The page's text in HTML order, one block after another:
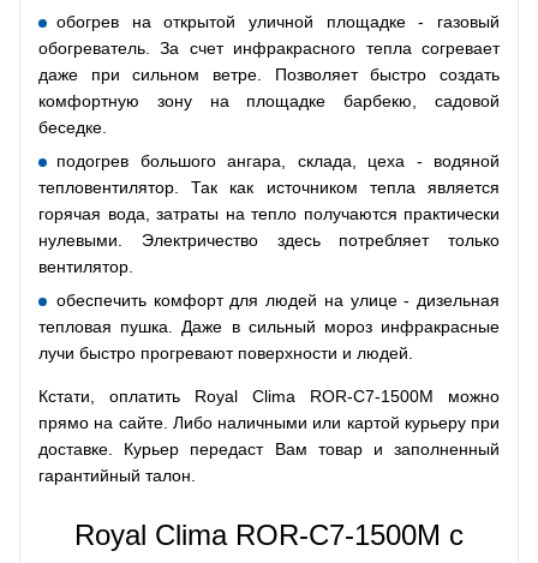
обогрев на открытой уличной площадке - газовый
обогреватель. За счет инфракрасного тепла согревает
даже при сильном ветре. Позволяет быстро создать
комфортную зону на площадке барбекю, садовой
беседке.
подогрев большого ангара, склада, цеха - водяной
тепловентилятор. Так как источником тепла является
горячая вода, затраты на тепло получаются практически
нулевыми. Электричество здесь потребляет только
вентилятор.
обеспечить комфорт для людей на улице - дизельная
тепловая пушка. Даже в сильный мороз инфракрасные
лучи быстро прогревают поверхности и людей.
Кстати, оплатить Royal Clima ROR-C7-1500M можно
прямо на сайте. Либо наличными или картой курьеру при
доставке. Курьер передаст Вам товар и заполненный
гарантийный талон.
Royal Clima ROR-C7-1500M с